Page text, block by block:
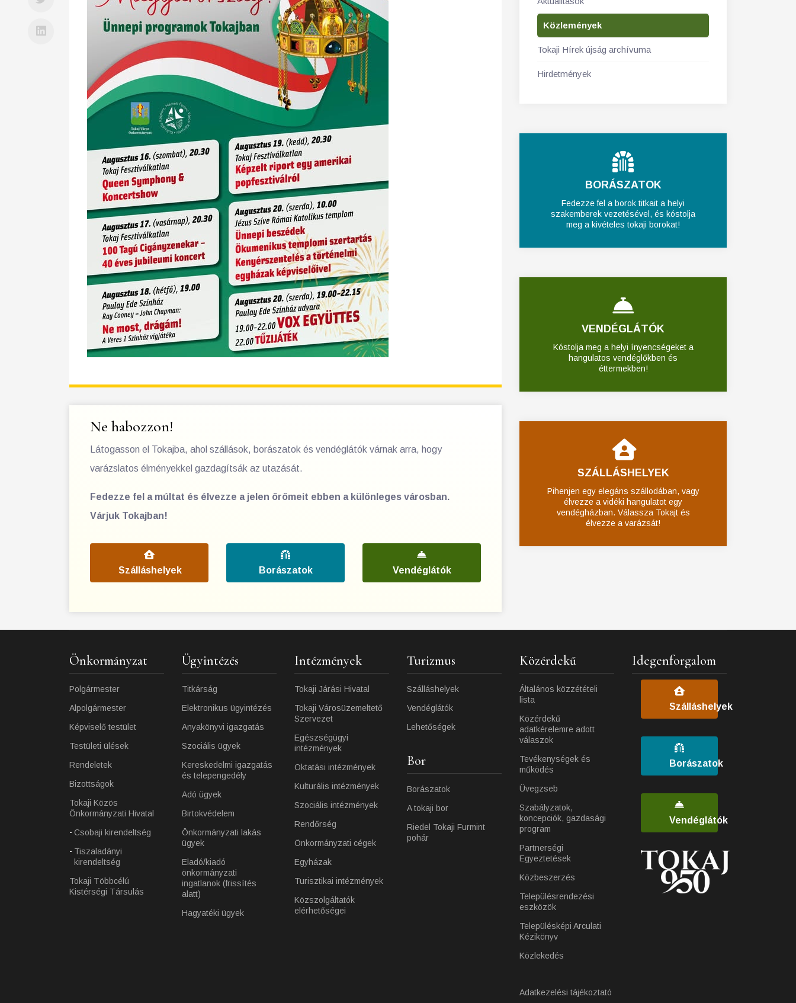
Ne habozzon!
Látogasson el Tokajba, ahol szállások, borászatok és vendéglátók várnak arra, hogy
varázslatos élményekkel gazdagítsák az utazását.
Fedezze fel a múltat és élvezze a jelen örömeit ebben a különleges városban.
Várjuk Tokajban!
Szálláshelyek Borászatok Vendéglátók
Közlemények
Tokaji Hírek újság archívuma
Hirdetmények
BORÁSZATOK
Fedezze fel a borok titkait a helyi
szakemberek vezetésével, és kóstolja
meg a kivételes tokaji borokat!
VENDÉGLÁTÓK
Kóstolja meg a helyi ínyencségeket a
hangulatos vendéglőkben és
éttermekben!
SZÁLLÁSHELYEK
Pihenjen egy elegáns szállodában, vagy
élvezze a vidéki hangulatot egy
vendégházban. Válassza Tokajt és
élvezze a varázsát!
Önkormányzat
Polgármester
Alpolgármester
Képviselő testület
Testületi ülések
Rendeletek
Bizottságok
Tokaji Közös
Önkormányzati Hivatal
Csobaji kirendeltség
Tiszaladányi
kirendeltség
Tokaji Többcélú
Kistérségi Társulás
Ügyintézés
Titkárság
Elektronikus ügyintézés
Anyakönyvi igazgatás
Szociális ügyek
Kereskedelmi igazgatás
és telepengedély
Adó ügyek
Birtokvédelem
Önkormányzati lakás
ügyek
Eladó/kiadó
önkormányzati
ingatlanok (frissítés
alatt)
Hagyatéki ügyek
Intézmények
Tokaji Járási Hivatal
Tokaji Városüzemeltető
Szervezet
Egészségügyi
intézmények
Oktatási intézmények
Kulturális intézmények
Szociális intézmények
Rendőrség
Önkormányzati cégek
Egyházak
Turisztikai intézmények
Közszolgáltatók
elérhetőségei
Turizmus
Szálláshelyek
Vendéglátók
Lehetőségek
Bor
Borászatok
A tokaji bor
Riedel Tokaji Furmint
pohár
Közérdekű
Általános közzétételi
lista
Közérdekű
adatkérelemre adott
válaszok
Tevékenységek és
működés
Üvegzseb
Szabályzatok,
koncepciók, gazdasági
program
Partnerségi
Egyeztetések
Közbeszerzés
Településrendezési
eszközök
Településképi Arculati
Kézikönyv
Közlekedés
Adatkezelési tájékoztató
Idegenforgalom
Szálláshelyek
Borászatok
Vendéglátók